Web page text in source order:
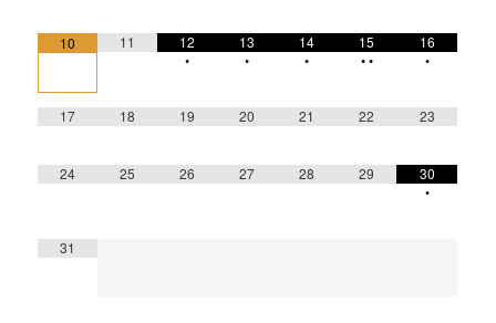
10 11 12
•
13
•
14
•
15
••
16
•
17 18 19 20 21 22 23
24 25 26 27 28 29 30
•
31